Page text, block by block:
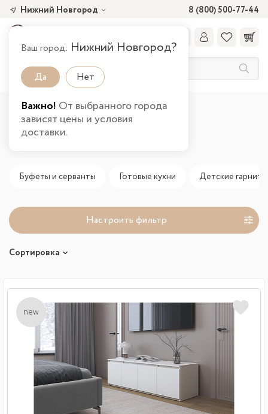
8 (800) 500-77-44
Нижний Новгород
Ваш город: Нижний Новгород?
Да Нет
Важно! От выбранного города
зависят цены и условия
доставки.
Главная Новинки
Буфеты и серванты Готовые кухни Детские
Настроить фильтр
Сортировка
new